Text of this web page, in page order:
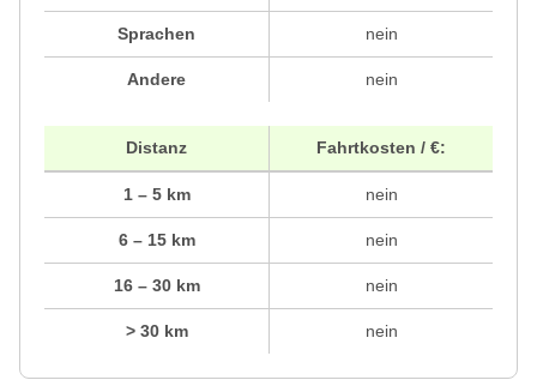
Sprachen
Andere
nein
nein
Distanz
1 – 5 km
6 – 15 km
16 – 30 km
> 30 km
Fahrtkosten / €:
nein
nein
nein
nein